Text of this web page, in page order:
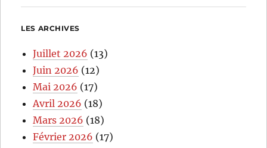
LES ARCHIVES
Juillet 2026 (13)
Juin 2026 (12)
Mai 2026 (17)
Avril 2026 (18)
Mars 2026 (18)
Février 2026 (17)